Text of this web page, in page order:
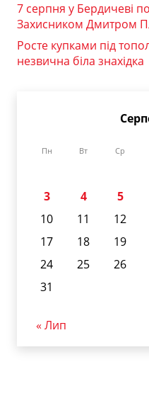
7 серпня у Бердичеві
Захисником Дмитром
Росте купками під
незвична біла знахідка
Пн Вт Ср
3
4 5
10
11 12
17
18 19
24
25 26
31
« Лип